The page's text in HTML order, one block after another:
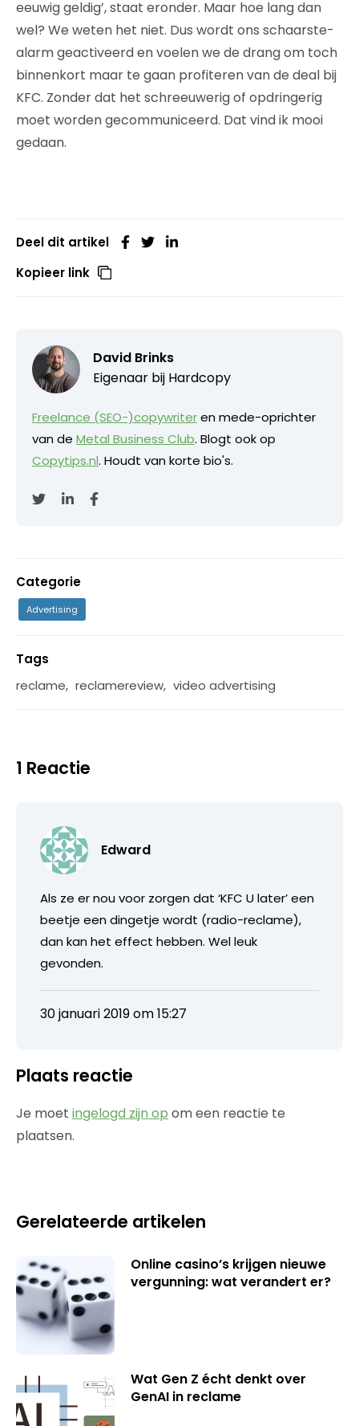
eeuwig geldig’, staat eronder. Maar hoe lang dan
wel? We weten het niet. Dus wordt ons schaarste-
alarm geactiveerd en voelen we de drang om toch
binnenkort maar te gaan profiteren van de deal bij
KFC. Zonder dat het schreeuwerig of opdringerig
moet worden gecommuniceerd. Dat vind ik mooi
gedaan.
Deel dit artikel
Kopieer link
David Brinks
Eigenaar bij Hardcopy
Freelance (SEO-)copywriteren mede-oprichter
van de Metal Business Club. Blogt ook op
Copytips.nl. Houdt van korte bio's.
Categorie
Advertising
Tags
reclame, reclamereview, video advertising
1 Reactie
Edward
Als ze er nou voor zorgen dat ‘KFC U later’ een
beetje een dingetje wordt (radio-reclame),
dan kan het effect hebben. Wel leuk
gevonden.
30 januari 2019 om 15:27
Plaats reactie
Je moet ingelogd zijn op om een reactie te
plaatsen.
Gerelateerde artikelen
Online casino’s krijgen nieuwe
vergunning: wat verandert er?
Wat Gen Z écht denkt over
GenAI in reclame